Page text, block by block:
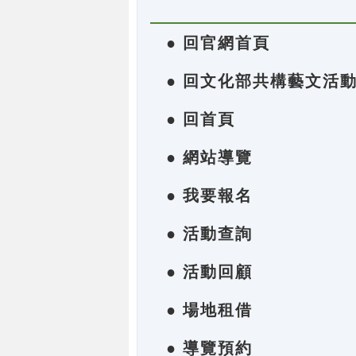
● 回官網首頁
● 回文化部共構藝文活
● 回首頁
● 網站導覽
● 我要報名
● 活動查詢
● 活動回顧
● 場地租借
● 導覽預約